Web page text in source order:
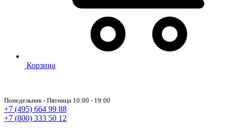
Корзина
Понедельник - Пятница 10:00 - 19:00
+7 (495) 664 99 88
+7 (800) 333 50 12